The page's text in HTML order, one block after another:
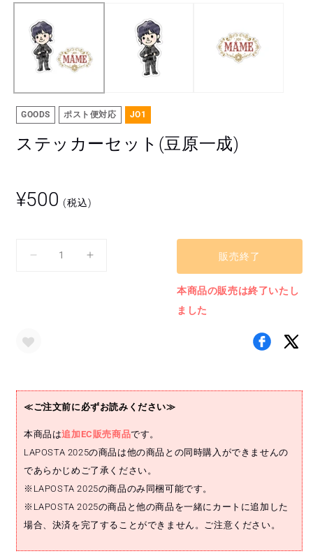
ー
ア
(1)
を
く
GOODS ポスト便対応 JO1
ステッカーセット(豆原一成)
通
常
¥500 (税込)
セ
原
一
成)
の
数
を
減
ら
ス
原
一
成)
の
量
を
増
や
販売終了
本商品の販売は終了いたし
ました
≪ご注文前に必ずお読みください≫
本商品は追加EC販売商品です。
LAPOSTA 2025の商品は他の商品との同時購入ができませんの
であらかじめご了承ください。
※LAPOSTA 2025の商品のみ同梱可能です。
※LAPOSTA 2025の商品と他の商品を一緒にカートに追加した
場合、決済を完了することができません。ご注意ください。